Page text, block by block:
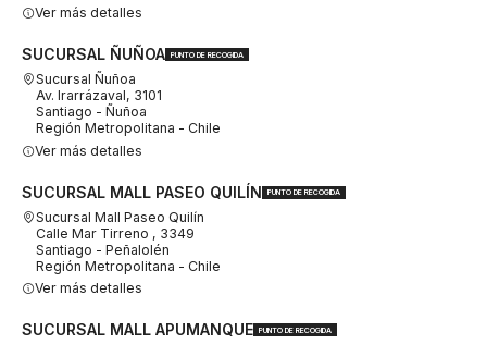
Ver más detalles
SUCURSAL ÑUÑOA PUNTO DE RECOGIDA
Sucursal Ñuñoa
Av. Irarrázaval, 3101
Santiago - Ñuñoa
Región Metropolitana - Chile
Ver más detalles
SUCURSAL MALL PASEO QUILÍN PUNTO DE RECOGIDA
Sucursal Mall Paseo Quilín
Calle Mar Tirreno , 3349
Santiago - Peñalolén
Región Metropolitana - Chile
Ver más detalles
SUCURSAL MALL APUMANQUE PUNTO DE RECOGIDA